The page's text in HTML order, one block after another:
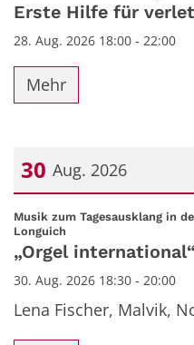
Erste Hilfe für
28. Aug. 2026 18:00 - 22:00
Mehr
30 Aug. 2026
Datum: 30. August 2026
Musik zum Tagesausklang in
Longuich
„Orgel international“
30. Aug. 2026 18:30 - 20:00
Lena Fischer, Malvik,